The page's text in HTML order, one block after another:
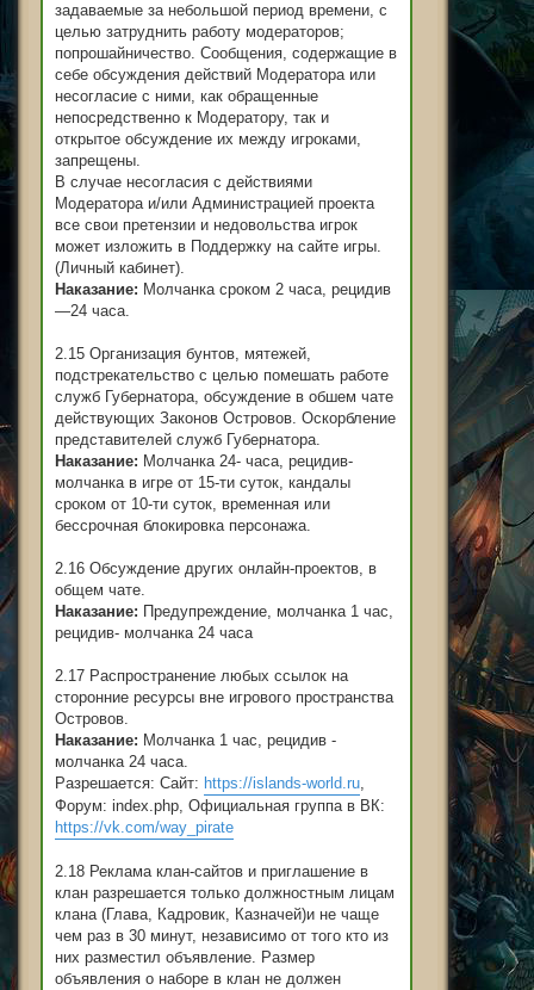
задаваемые за небольшой период времени, с
целью затруднить работу модераторов;
попрошайничество. Сообщения, содержащие в
себе обсуждения действий Модератора или
несогласие с ними, как обращенные
непосредственно к Модератору, так и
открытое обсуждение их между игроками,
запрещены.
В случае несогласия с действиями
Модератора и/или Администрацией проекта
все свои претензии и недовольства игрок
может изложить в Поддержку на сайте игры.
(Личный кабинет).
Наказание: Молчанка сроком 2 часа, рецидив
—24 часа.
2.15 Организация бунтов, мятежей,
подстрекательство с целью помешать работе
служб Губернатора, обсуждение в обшем чате
действующих Законов Островов. Оскорбление
представителей служб Губернатора.
Наказание: Молчанка 24- часа, рецидив-
молчанка в игре от 15-ти суток, кандалы
сроком от 10-ти суток, временная или
бессрочная блокировка персонажа.
2.16 Обсуждение других онлайн-проектов, в
общем чате.
Наказание: Предупреждение, молчанка 1 час,
рецидив- молчанка 24 часа
2.17 Распространение любых ссылок на
сторонние ресурсы вне игрового пространства
Островов.
Наказание: Молчанка 1 час, рецидив -
молчанка 24 часа.
Разрешается: Сайт: https://islands-world.ru,
Форум: index.php, Официальная группа в ВК:
https://vk.com/way_pirate
2.18 Реклама клан-сайтов и приглашение в
клан разрешается только должностным лицам
клана (Глава, Кадровик, Казначей)и не чаще
чем раз в 30 минут, независимо от того кто из
них разместил объявление. Размер
объявления о наборе в клан не должен